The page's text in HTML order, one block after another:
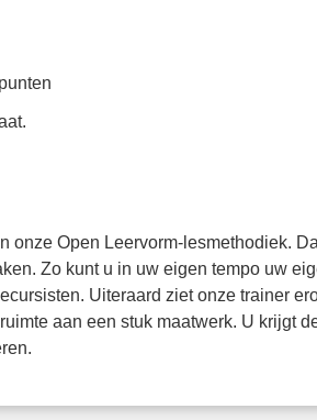
onze Open Leervorm-lesmethodiek.
Zo kunt u in uw eigen tempo uw
Uiteraard ziet onze trainer
aan een stuk maatwerk. U krijgt